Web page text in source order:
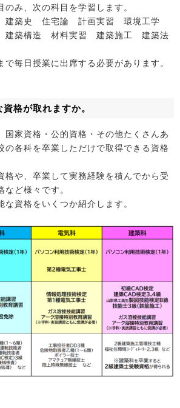
のみ、次の科目を学習します。
建築史 住宅論 計画実習 環境工学
建築構造 材料実習 建築施工 建築法
毎日授業に出席する必要があります。
格が取れますか。
国家資格・公的資格・その他たくさんあ
の各科を卒業しただけで取得できる資格
格や、卒業して実務経験を積んでから受
など様々です。
な資格をいくつか紹介します。